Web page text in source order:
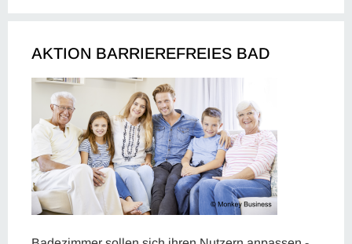
AKTION BARRIEREFREIES BAD